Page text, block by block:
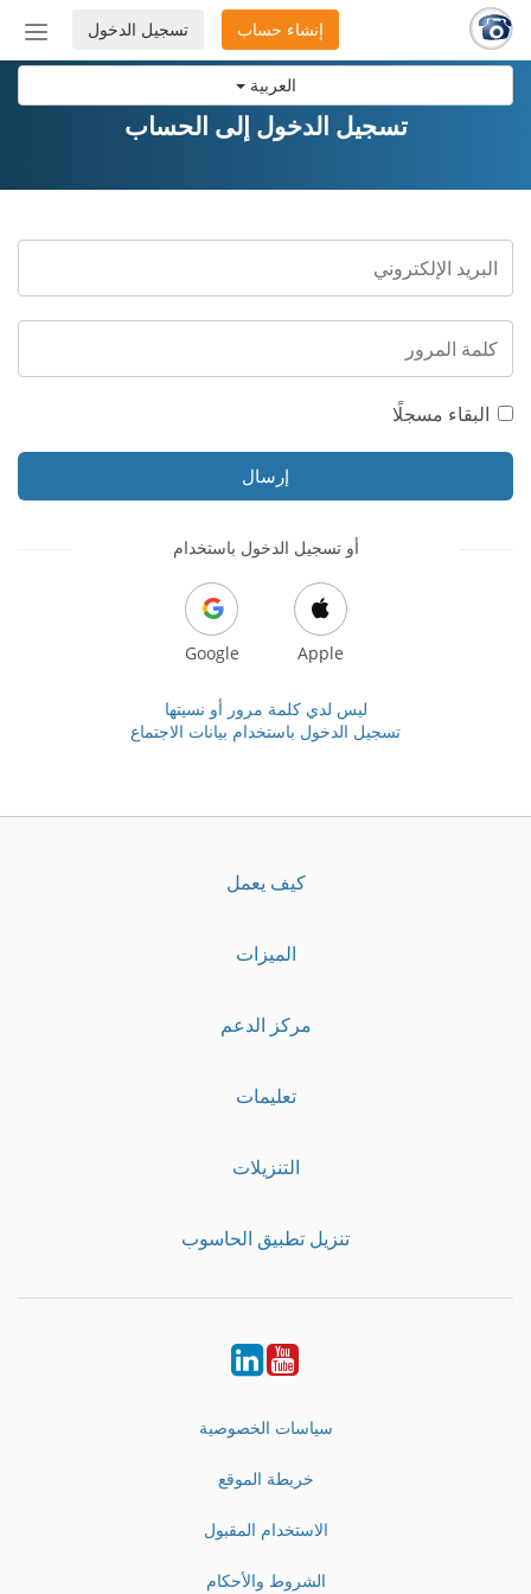
العربية
أو
تسجيل الدخول إنشاء حساب
تسجيل الدخول إلى الحساب
البقاء مسجلًا
إرسال
أو تسجيل الدخول باستخدام
Apple
Google
ليس لدي كلمة مرور أو نسيتها
تسجيل الدخول باستخدام بيانات الاجتماع
كيف يعمل
الميزات
مركز الدعم
تعليمات
التنزيلات
تنزيل تطبيق الحاسوب
Youtube
LinkedIn
سياسات الخصوصية
خريطة الموقع
الاستخدام المقبول
الشروط والأحكام